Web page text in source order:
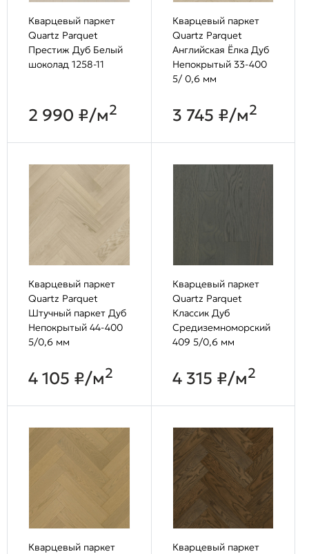
Кварцевый паркет
Quartz Parquet
Престиж Дуб Белый
шоколад 1258-11
2 990 ₽/м2
Кварцевый паркет
Quartz Parquet
Английская Ёлка Дуб
Непокрытый 33-400
5/ 0,6 мм
3 745 ₽/м2
Кварцевый паркет
Quartz Parquet
Штучный паркет Дуб
Непокрытый 44-400
5/0,6 мм
4 105 ₽/м2
Кварцевый паркет
Quartz Parquet
Классик Дуб
Средиземноморский
409 5/0,6 мм
4 315 ₽/м2
Кварцевый паркет
Кварцевый паркет